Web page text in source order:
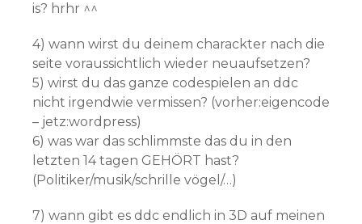
is? hrhr ^^
4) wann wirst du deinem charackter nach die
seite voraussichtlich wieder neuaufsetzen?
5) wirst du das ganze codespielen an ddc
nicht irgendwie vermissen? (vorher:eigencode
– jetz:wordpress)
6) was war das schlimmste das du in den
letzten 14 tagen GEHÖRT hast?
(Politiker/musik/schrille vögel/…)
7) wann gibt es ddc endlich in 3D auf meinen